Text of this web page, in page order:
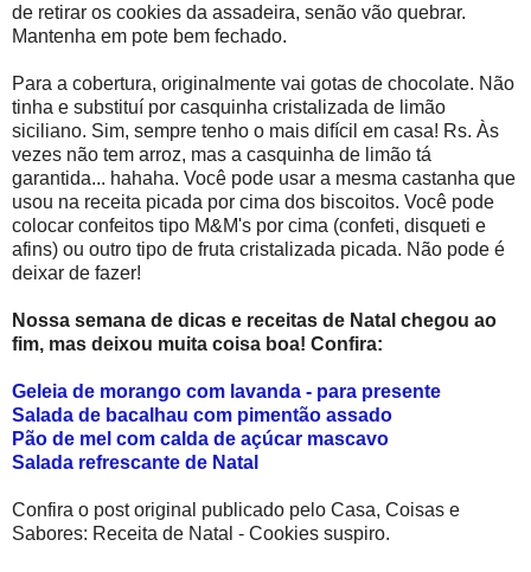
de retirar os cookies da assadeira, senão vão quebrar.
Mantenha em pote bem fechado.
Para a cobertura, originalmente vai gotas de chocolate. Não
tinha e substituí por casquinha cristalizada de limão
siciliano. Sim, sempre tenho o mais difícil em casa! Rs. Às
vezes não tem arroz, mas a casquinha de limão tá
garantida... hahaha. Você pode usar a mesma castanha que
usou na receita picada por cima dos biscoitos. Você pode
colocar confeitos tipo M&M's por cima (confeti, disqueti e
afins) ou outro tipo de fruta cristalizada picada. Não pode é
deixar de fazer!
Nossa semana de dicas e receitas de Natal chegou ao
fim, mas deixou muita coisa boa! Confira:
Geleia de morango com lavanda - para presente
Salada de bacalhau com pimentão assado
Pão de mel com calda de açúcar mascavo
Salada refrescante de Natal
Confira o post original publicado pelo Casa, Coisas e
Sabores: Receita de Natal - Cookies suspiro.